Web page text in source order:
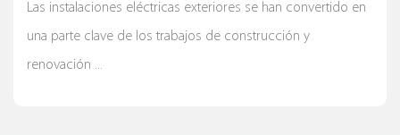
Las instalaciones eléctricas exteriores se han convertido en
una parte clave de los trabajos de construcción y
renovación ...